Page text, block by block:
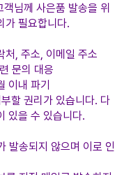
님께 사은품 발송을 위
가 필요합니다.
처, 주소, 이메일 주소
문의 대응
이내 파기
할 권리가 있습니다. 다
있을 수 있습니다.
발송되지 않으며 이로 인